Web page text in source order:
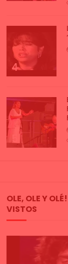
4
OLE, OLE Y
VISTOS